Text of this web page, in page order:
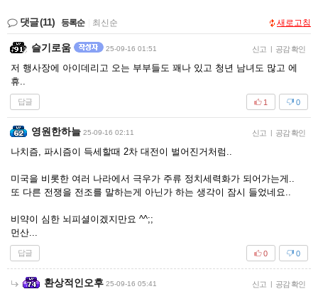
댓글(11) 등록순 최신순 새로고침
슬기로움 25-09-16 01:51 신고 | 공감 확인
저 행사장에 아이데리고 오는 부부들도 꽤나 있고 청년 남녀도 많고 에
휴..
답글 0
1
영원한하늘 25-09-16 02:11 신고 | 공감 확인
나치즘, 파시즘이 득세할때 2차 대전이 벌어진거처럼..
미국을 비롯한 여러 나라에서 극우가 주류 정치세력화가 되어가는게..
또 다른 전쟁을 전조를 말하는게 아닌가 하는 생각이 잠시 들었네요..
비약이 심한 뇌피셜이겠지만요 ^^;;
먼산...
답글 0
0
환상적인오후 25-09-16 05:41 신고 | 공감 확인